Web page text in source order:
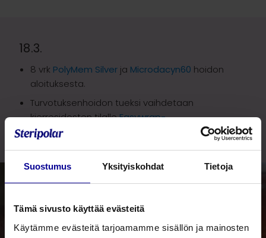
Suostumus Yksityiskohdat Tietoja
Tämä sivusto käyttää evästeitä
Käytämme evästeitä tarjoamamme sisällön ja mainosten
18.3.
8 vrk PolyMem Silver ja Microdacyn60 hoidon
aloituksesta.
Turvotuksenhoidon tueksi vaihdetaan
kierresidosten tilalleEasywrap-
kompressiotekstiilit